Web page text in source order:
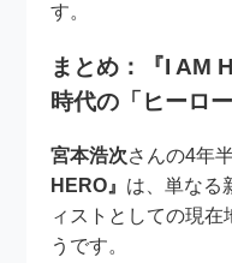
す。
まとめ：『I AM
時代の「ヒーロー
宮本浩次さんの4年
HERO』 は、単なる
ィストとしての現
うです。